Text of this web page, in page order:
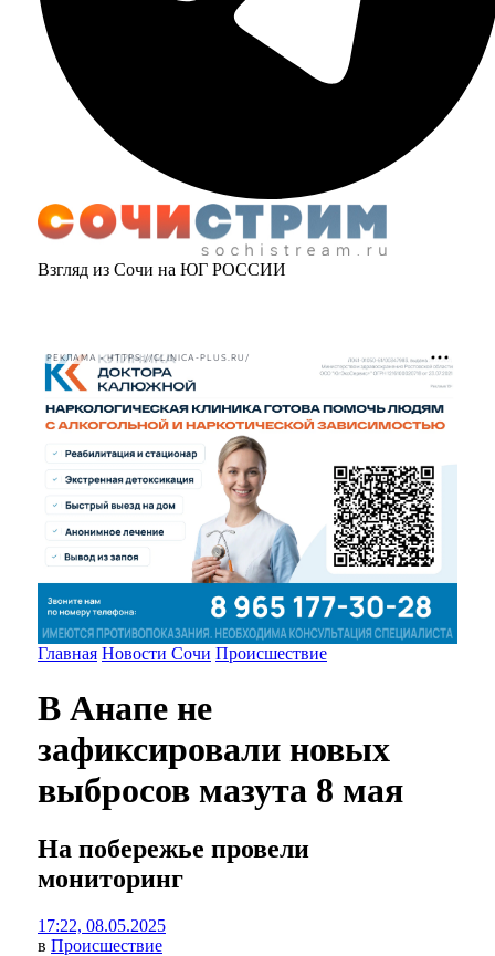
Взгляд из Сочи на ЮГ РОССИИ
РЕКЛАМА • HTTPS://CLINICA-PLUS.RU/
Главная Новости Сочи Происшествие
В Анапе не
зафиксировали новых
выбросов мазута 8 мая
На побережье провели
мониторинг
17:22, 08.05.2025
в Происшествие